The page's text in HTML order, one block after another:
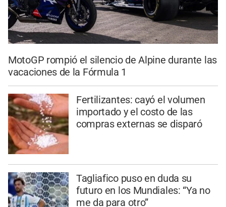
MotoGP rompió el silencio de Alpine durante las
vacaciones de la Fórmula 1
Fertilizantes: cayó el volumen
importado y el costo de las
compras externas se disparó
Tagliafico puso en duda su
futuro en los Mundiales: “Ya no
me da para otro”